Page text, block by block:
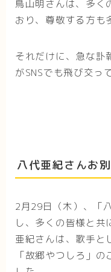
鳥山明さんは、多く
おり、尊敬する方も
それだけに、急な訃
がSNSでも飛び交っ
八代亜紀さんお
2月29日（木）、「
し、多くの皆様と共
亜紀さんは、歌手と
「故郷やつしろ」